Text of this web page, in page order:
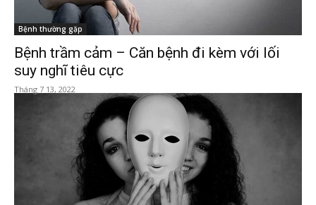
Bệnh thường gặp
Bệnh trầm cảm – Căn bệnh đi kèm với lối
suy nghĩ tiêu cực
Tháng 7 13, 2022